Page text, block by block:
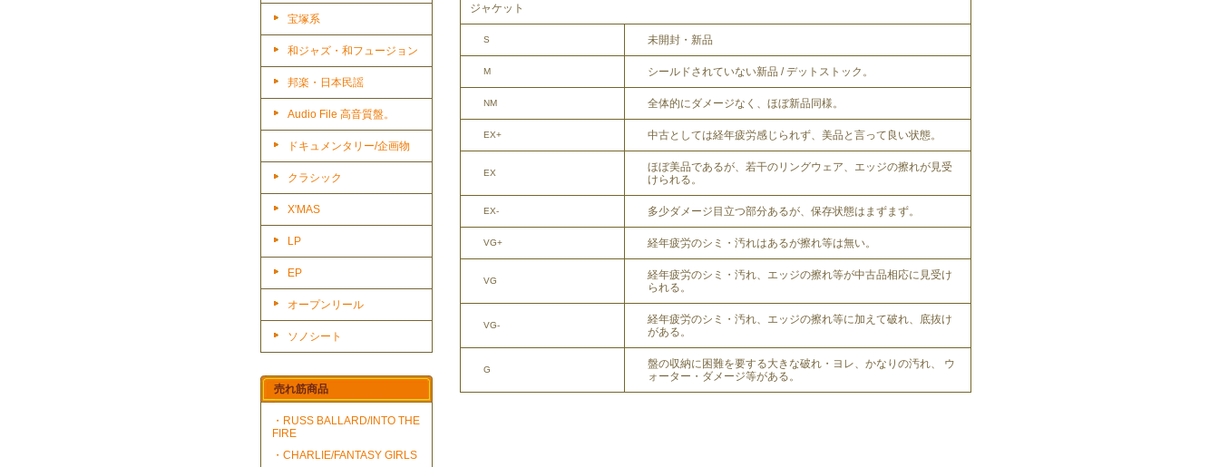
宝塚系
和ジャズ・和フュージョン
邦楽・日本民謡
Audio File 高音質盤。
ドキュメンタリー/企画物
クラシック
X'MAS
LP
EP
オープンリール
ソノシート
売れ筋商品
・RUSS BALLARD/INTO THE
FIRE
・CHARLIE/FANTASY GIRLS
ジャケット
S 未開封・新品
M シールドされていない新品 / デットストック。
NM 全体的にダメージなく、ほぼ新品同様。
EX+ 中古としては経年疲労感じられず、美品と言って良い状態。
EX
ほぼ美品であるが、若干のリングウェア、エッジの擦れが見受
けられる。
EX- 多少ダメージ目立つ部分あるが、保存状態はまずまず。
VG+ 経年疲労のシミ・汚れはあるが擦れ等は無い。
VG
経年疲労のシミ・汚れ、エッジの擦れ等が中古品相応に見受け
られる。
VG-
経年疲労のシミ・汚れ、エッジの擦れ等に加えて破れ、底抜け
がある。
G
盤の収納に困難を要する大きな破れ・ヨレ、かなりの汚れ、 ウ
ォーター・ダメージ等がある。